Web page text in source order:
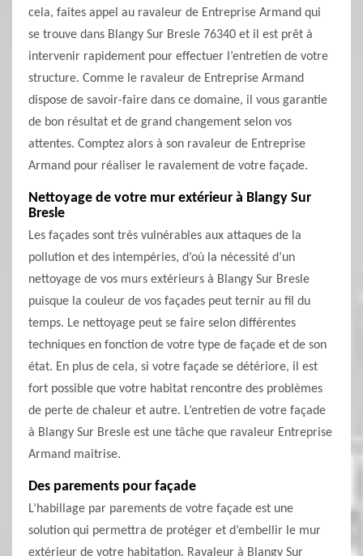
cela, faites appel au ravaleur de Entreprise Armand qui
se trouve dans Blangy Sur Bresle 76340 et il est prêt à
intervenir rapidement pour effectuer l’entretien de votre
structure. Comme le ravaleur de Entreprise Armand
dispose de savoir-faire dans ce domaine, il vous garantie
de bon résultat et de grand changement selon vos
attentes. Comptez alors à son ravaleur de Entreprise
Armand pour réaliser le ravalement de votre façade.
Nettoyage de votre mur extérieur à Blangy Sur
Bresle
Les façades sont très vulnérables aux attaques de la
pollution et des intempéries, d’où la nécessité d’un
nettoyage de vos murs extérieurs à Blangy Sur Bresle
puisque la couleur de vos façades peut ternir au fil du
temps. Le nettoyage peut se faire selon différentes
techniques en fonction de votre type de façade et de son
état. En plus de cela, si votre façade se détériore, il est
fort possible que votre habitat rencontre des problèmes
de perte de chaleur et autre. L’entretien de votre façade
à Blangy Sur Bresle est une tâche que ravaleur Entreprise
Armand maitrise.
Des parements pour façade
L’habillage par parements de votre façade est une
solution qui permettra de protéger et d’embellir le mur
extérieur de votre habitation. Ravaleur à Blangy Sur